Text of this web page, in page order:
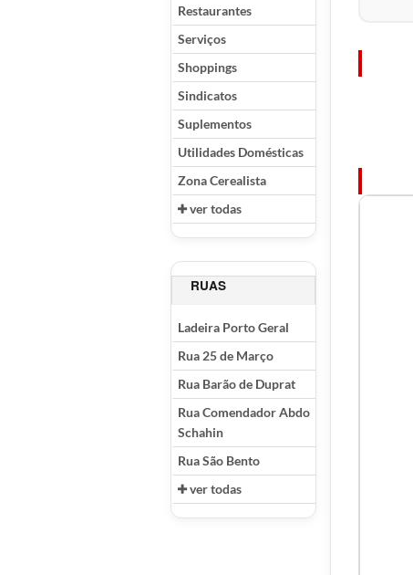
Restaurantes
Serviços
Shoppings
Sindicatos
Suplementos
Utilidades Domésticas
Zona Cerealista
ver todas
RUAS
Ladeira Porto Geral
Rua 25 de Março
Rua Barão de Duprat
Rua Comendador Abdo
Schahin
Rua São Bento
ver todas